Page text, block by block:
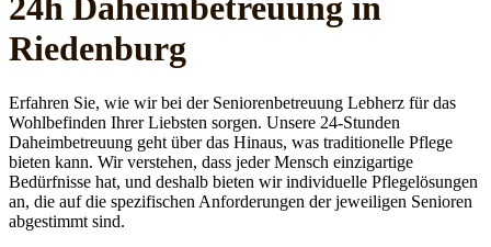
24h Daheim­betreuung in
Riedenburg
Erfahren Sie, wie wir bei der Seniorenbetreuung Lebherz für das
Wohlbefinden Ihrer Liebsten sorgen. Unsere 24-Stunden
Daheimbetreuung geht über das Hinaus, was traditionelle Pflege
bieten kann. Wir verstehen, dass jeder Mensch einzigartige
Bedürfnisse hat, und deshalb bieten wir individuelle Pflegelösungen
an, die auf die spezifischen Anforderungen der jeweiligen Senioren
abgestimmt sind.